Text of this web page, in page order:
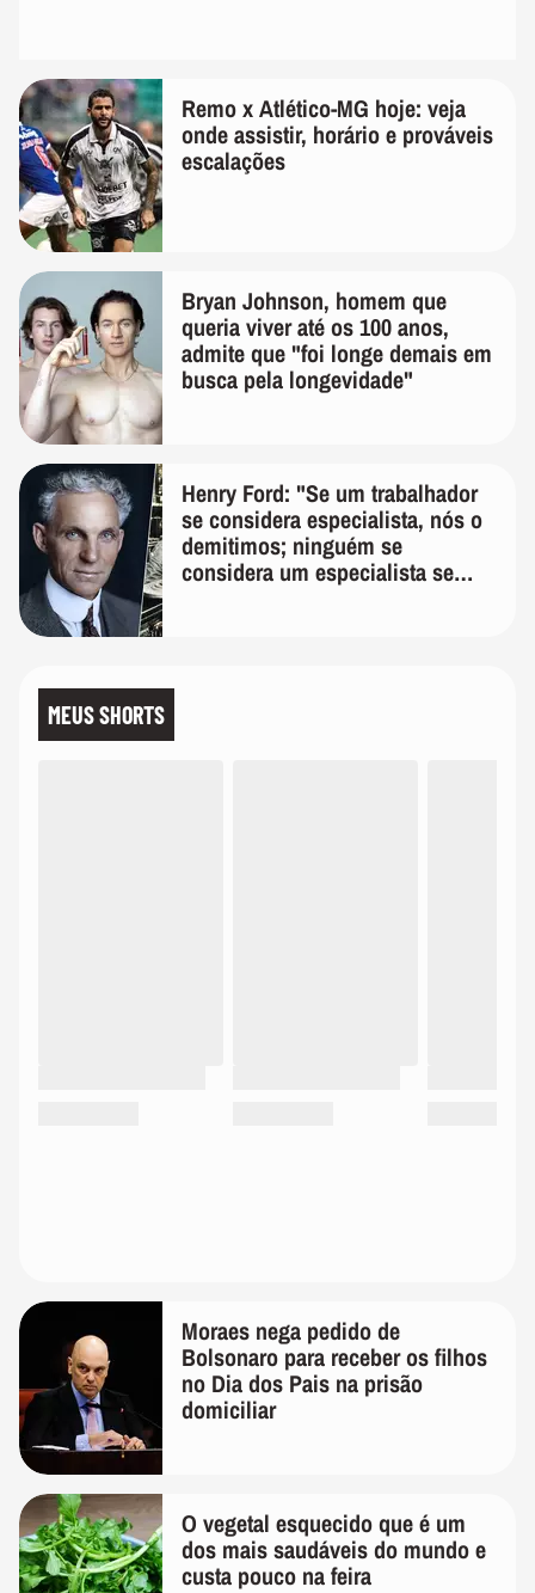
Remo x Atlético-MG hoje: veja
onde assistir, horário e prováveis
escalações
Bryan Johnson, homem que
queria viver até os 100 anos,
admite que "foi longe demais em
busca pela longevidade"
Henry Ford: "Se um trabalhador
se considera especialista, nós o
demitimos; ninguém se
considera um especialista se
MEUS SHORTS
Moraes nega pedido de
Bolsonaro para receber os filhos
no Dia dos Pais na prisão
domiciliar
O vegetal esquecido que é um
dos mais saudáveis do mundo e
custa pouco na feira